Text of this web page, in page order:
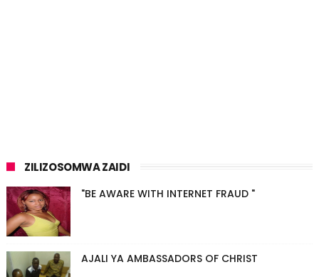
ZILIZOSOMWA ZAIDI
"BE AWARE WITH INTERNET FRAUD "
AJALI YA AMBASSADORS OF CHRIST